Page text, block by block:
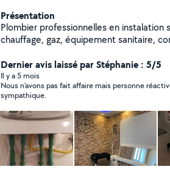
Présentation
Plombier professionnelles en instalation
chauffage, gaz, équipement sanitaire,
placoplâtre ,..et nettoyage industriel
Dernier avis laissé par Stéphanie : 5/5
Il y a 5 mois
Nous n'avons pas fait affaire mais personne
sympathique.